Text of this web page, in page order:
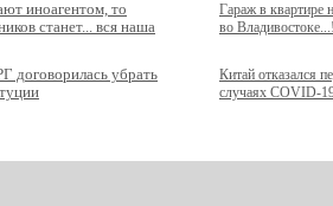
иноагентом, то
станет... вся наша
Гараж в
во
договорилась убрать
Китай отказался
случаях COVID-